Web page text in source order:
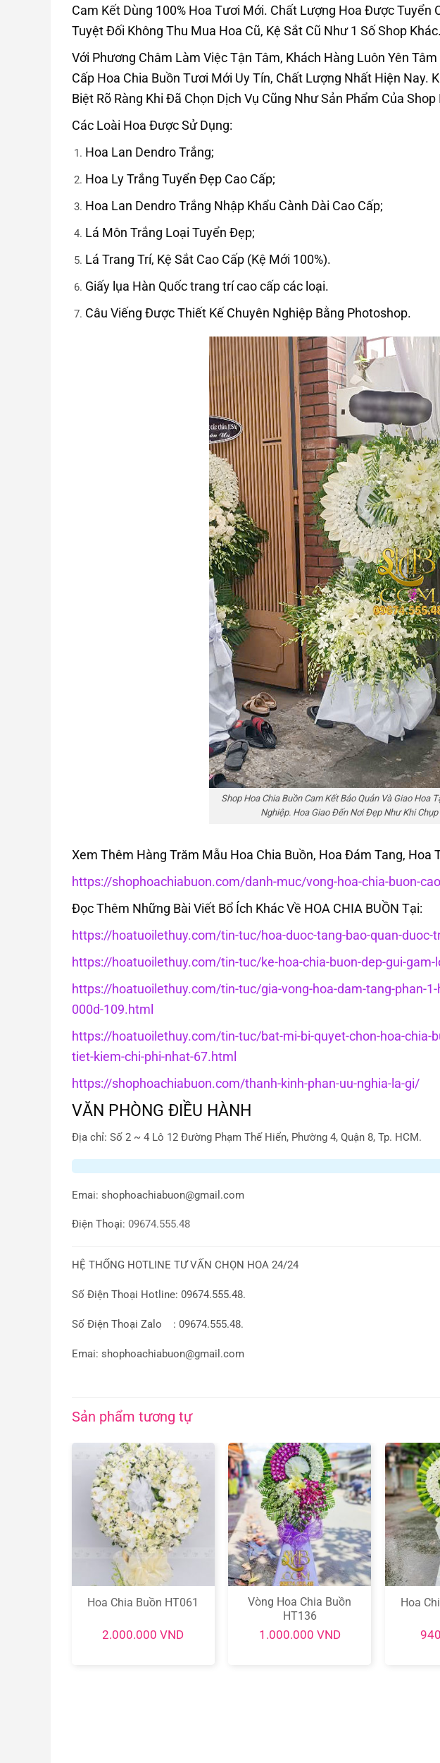
Cam Kết Dùng 100% Hoa Tươi Mới. Chất Lượng Hoa Được Tuyển
Tuyệt Đối Không Thu Mua Hoa Cũ, Kệ Sắt Cũ Như 1 Số Shop Khác.
Với Phương Châm Làm Việc Tận Tâm, Khách Hàng Luôn Yên
Cấp Hoa Chia Buồn Tươi Mới Uy Tín, Chất Lượng Nhất Hiện Nay.
Biệt Rõ Ràng Khi Đã Chọn Dịch Vụ Cũng Như Sản Phẩm Của
Các Loài Hoa Được Sử Dụng:
Hoa Lan Dendro Trắng;
Hoa Ly Trắng Tuyển Đẹp Cao Cấp;
Hoa Lan Dendro Trắng Nhập Khẩu Cành Dài Cao Cấp;
Lá Môn Trắng Loại Tuyển Đẹp;
Lá Trang Trí, Kệ Sắt Cao Cấp (Kệ Mới 100%).
Giấy lụa Hàn Quốc trang trí cao cấp các loại.
Câu Viếng Được Thiết Kế Chuyên Nghiệp Bằng Photoshop.
Shop Hoa Chia Buồn Cam Kết Bảo Quản Và Giao Hoa
Nghiệp. Hoa Giao Đến Nơi Đẹp Như Khi
Xem Thêm Hàng Trăm Mẫu Hoa Chia Buồn, Hoa Đám Tang, Hoa
https://shophoachiabuon.com/danh-muc/vong-hoa-chia-buon-
Đọc Thêm Những Bài Viết Bổ Ích Khác Về HOA CHIA BUỒN Tại:
https://hoatuoilethuy.com/tin-tuc/hoa-duoc-tang-bao-quan-duoc-
https://hoatuoilethuy.com/tin-tuc/ke-hoa-chia-buon-dep-gui-gam-
https://hoatuoilethuy.com/tin-tuc/gia-vong-hoa-dam-tang-phan-
000d-109.html
https://hoatuoilethuy.com/tin-tuc/bat-mi-bi-quyet-chon-hoa-chia-
tiet-kiem-chi-phi-nhat-67.html
https://shophoachiabuon.com/thanh-kinh-phan-uu-nghia-la-gi/
VĂN PHÒNG ĐIỀU HÀNH
Địa chỉ: Số 2 ~ 4 Lô 12 Đường Phạm Thế Hiển, Phường 4, Quận 8, Tp. HCM.
Emai: shophoachiabuon@gmail.com
Điện Thoại: 09674.555.48
HỆ THỐNG HOTLINE TƯ VẤN CHỌN HOA 24/24
Số Điện Thoại Hotline: 09674.555.48.
Số Điện Thoại Zalo : 09674.555.48.
Emai: shophoachiabuon@gmail.com
Sản phẩm tương tự
Hoa Chia Buồn HT061
2.000.000VND
Vòng Hoa Chia Buồn
HT136
1.000.000 VND
Hoa